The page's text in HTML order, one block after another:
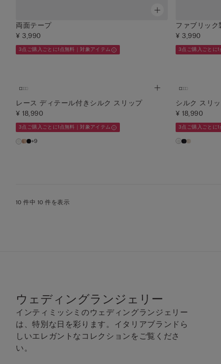
両面テープ
¥ 3,990
3点ご購入ごとに1点無料｜対象アイテム
ファブリッ
¥ 3,990
3点ご購入ごとに
レース ディテール付きシルク スリップ
¥ 18,990
3点ご購入ごとに1点無料｜対象アイテム
+9
シルク スリ
¥ 18,990
3点ご購入ごとに
10 件中 10 件を表示
ウェディングランジェリー
インティミッシミのウェディングランジェリー
は、特別な日を彩ります。イタリアブランドら
しいエレガントなコレクションをご覧くださ
い。